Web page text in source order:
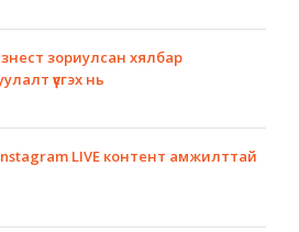
зориулсан хялбар
үүсгэх нь
LIVE контент амжилттай